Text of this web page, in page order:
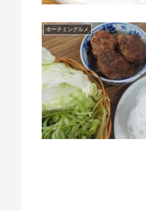
ホーチミングルメ